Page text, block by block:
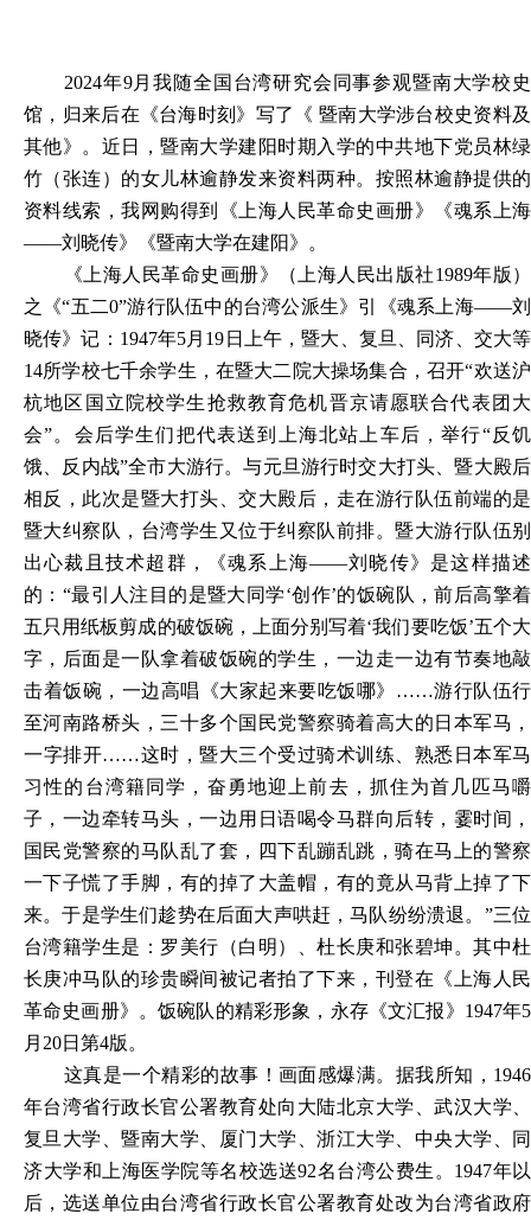
2024年9月我随全国台湾研究会同事参观暨南大学校史
馆，归来后在《台海时刻》写了《 暨南大学涉台校史资料及
其他》。近日，暨南大学建阳时期入学的中共地下党员林绿
竹（张连）的女儿林逾静发来资料两种。按照林逾静提供的
资料线索，我网购得到《上海人民革命史画册》《魂系上海
——刘晓传》《暨南大学在建阳》。
《上海人民革命史画册》（上海人民出版社1989年版）
之《“五二0”游行队伍中的台湾公派生》引《魂系上海——刘
晓传》记：1947年5月19日上午，暨大、复旦、同济、交大等
14所学校七千余学生，在暨大二院大操场集合，召开“欢送沪
杭地区国立院校学生抢救教育危机晋京请愿联合代表团大
会”。会后学生们把代表送到上海北站上车后，举行“反饥
饿、反内战”全市大游行。与元旦游行时交大打头、暨大殿后
相反，此次是暨大打头、交大殿后，走在游行队伍前端的是
暨大纠察队，台湾学生又位于纠察队前排。暨大游行队伍别
出心裁且技术超群，《魂系上海——刘晓传》是这样描述
的：“最引人注目的是暨大同学‘创作’的饭碗队，前后高擎着
五只用纸板剪成的破饭碗，上面分别写着‘我们要吃饭’五个大
字，后面是一队拿着破饭碗的学生，一边走一边有节奏地敲
击着饭碗，一边高唱《大家起来要吃饭哪》……游行队伍行
至河南路桥头，三十多个国民党警察骑着高大的日本军马，
一字排开……这时，暨大三个受过骑术训练、熟悉日本军马
习性的台湾籍同学，奋勇地迎上前去，抓住为首几匹马嚼
子，一边牵转马头，一边用日语喝令马群向后转，霎时间，
国民党警察的马队乱了套，四下乱蹦乱跳，骑在马上的警察
一下子慌了手脚，有的掉了大盖帽，有的竟从马背上掉了下
来。于是学生们趁势在后面大声哄赶，马队纷纷溃退。”三位
台湾籍学生是：罗美行（白明）、杜长庚和张碧坤。其中杜
长庚冲马队的珍贵瞬间被记者拍了下来，刊登在《上海人民
革命史画册》。饭碗队的精彩形象，永存《文汇报》1947年5
月20日第4版。
这真是一个精彩的故事！画面感爆满。据我所知，1946
年台湾省行政长官公署教育处向大陆北京大学、武汉大学、
复旦大学、暨南大学、厦门大学、浙江大学、中央大学、同
济大学和上海医学院等名校选送92名台湾公费生。1947年以
后，选送单位由台湾省行政长官公署教育处改为台湾省政府